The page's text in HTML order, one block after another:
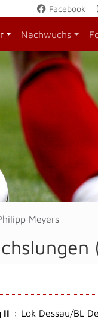
Facebook
Nachwuchs
Meyers
II : Lok Dessau/BL